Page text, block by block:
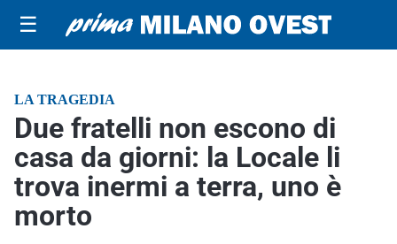
☰
LA TRAGEDIA
Due fratelli non escono di
casa da giorni: la Locale li
trova inermi a terra, uno è
morto